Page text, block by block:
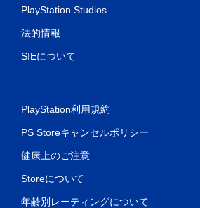
PlayStation Studios
法的情報
SIEについて
PlayStation利用規約
PS Storeキャンセルポリシー
健康上のご注意
Storeについて
年齢別レーティングについて